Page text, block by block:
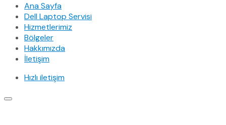
Ana Sayfa
Dell Laptop Servisi
Hizmetlerimiz
Bölgeler
Hakkımızda
İletişim
Hızlı iletişim